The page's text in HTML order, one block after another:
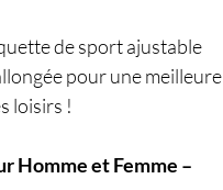
de sport ajustable
pour une meilleure
loisirs !
Homme et Femme –